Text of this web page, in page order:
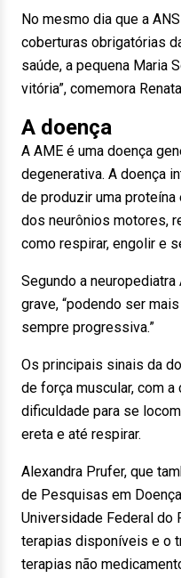
No mesmo dia que a
coberturas obrigatórias
saúde, a pequena Maria
vitória”, comemora
A doença
A AME é uma doença
degenerativa. A doença
de produzir uma
dos neurônios motores,
como respirar, engolir e
Segundo a neuropediatra
grave, “podendo ser
sempre progressiva.”
Os principais sinais da
de força muscular, com
dificuldade para se
ereta e até respirar.
Alexandra Prufer, que
de Pesquisas em
Universidade Federal do
terapias disponíveis e o
terapias não